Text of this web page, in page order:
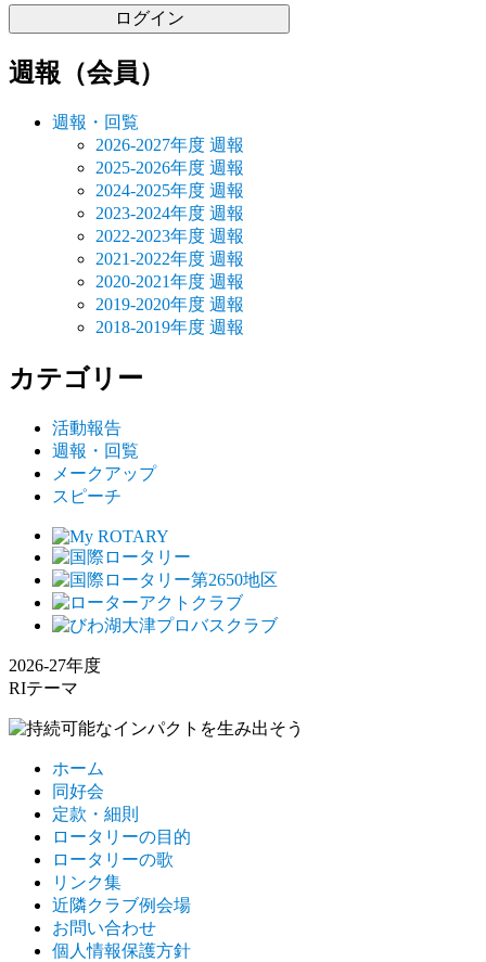
週報（会員）
週報・回覧
2026-2027年度 週報
2025-2026年度 週報
2024-2025年度 週報
2023-2024年度 週報
2022-2023年度 週報
2021-2022年度 週報
2020-2021年度 週報
2019-2020年度 週報
2018-2019年度 週報
カテゴリー
活動報告
週報・回覧
メークアップ
スピーチ
2026-27年度
RIテーマ
ホーム
同好会
定款・細則
ロータリーの目的
ロータリーの歌
リンク集
近隣クラブ例会場
お問い合わせ
個人情報保護方針